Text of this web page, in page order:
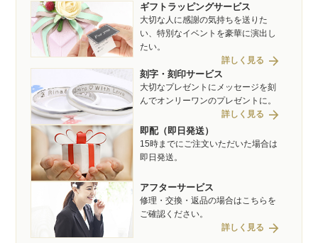
ギフトラッピングサービス
大切な人に感謝の気持ちを送りた
い、特別なイベントを豪華に演出し
たい。
詳しく見る arrow_forward
刻字・刻印サービス
大切なプレゼントにメッセージを刻
んでオンリーワンのプレゼントに。
詳しく見る arrow_forward
即配（即日発送）
15時までにご注文いただいた場合は
即日発送。
アフターサービス
修理・交換・返品の場合はこちらを
ご確認ください。
詳しく見る arrow_forward